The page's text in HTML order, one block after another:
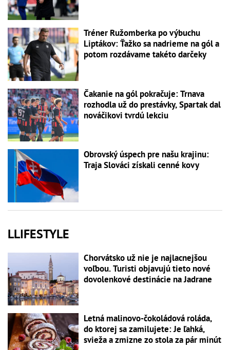
Tréner Ružomberka po výbuchu
Liptákov: Ťažko sa nadrieme na gól a
potom rozdávame takéto darčeky
Čakanie na gól pokračuje: Trnava
rozhodla už do prestávky, Spartak dal
nováčikovi tvrdú lekciu
Obrovský úspech pre našu krajinu:
Traja Slováci získali cenné kovy
LLIFESTYLE
Chorvátsko už nie je najlacnejšou
voľbou. Turisti objavujú tieto nové
dovolenkové destinácie na Jadrane
Letná malinovo-čokoládová roláda,
do ktorej sa zamilujete: Je ľahká,
svieža a zmizne zo stola za pár minút